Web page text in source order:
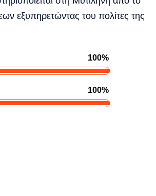
εξυπηρετώντας του πολίτες της
100%
100%